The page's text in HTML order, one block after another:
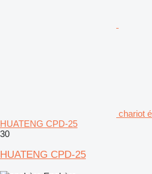
chariot
HUATENG CPD-25
30
HUATENG CPD-25